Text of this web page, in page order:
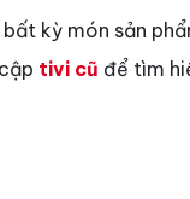
kỳ món sản
tivi cũ để tìm